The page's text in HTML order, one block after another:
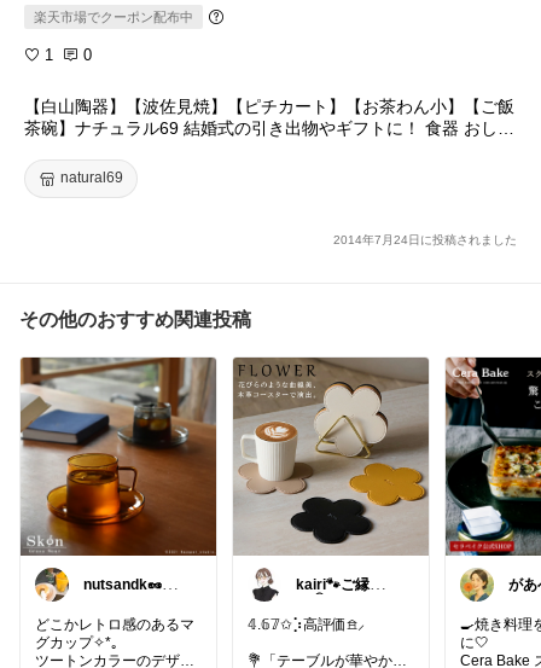
楽天市場でクーポン配布中
1 0
【白山陶器】【波佐見焼】【ピチカート】【お茶わん小】【ご飯
茶碗】ナチュラル69 結婚式の引き出物やギフトに！ 食器 おしゃ
natural69
2014年7月24日に投稿されました
その他のおすすめ関連投稿
nutsandk🥜い
◡̈♡
どこかレトロ感のあるマ
グカップ✧*｡
ツートンカラーのデザイ
kairi🐾ご縁に感
𝟜.𝟞𝟟✩⡱高評価𖠿⸝
💐「テーブルが華やか
があ
🍳焼き料理
に🤍
Cera Bake